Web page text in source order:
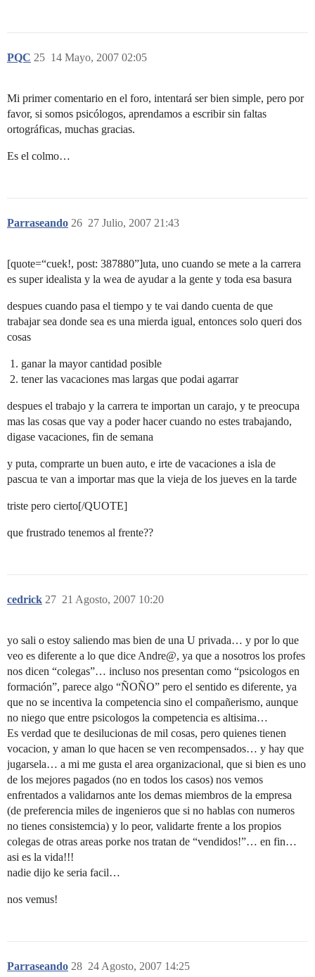
PQC 14 Mayo, 2007 02:05
25
Mi primer comentario en el foro, intentará ser bien simple, pero por
favor, si somos psicólogos, aprendamos a escribir sin faltas
ortográficas, muchas gracias.
Es el colmo…
Parraseando 27 Julio, 2007 21:43
26
[quote=“cuek!, post: 387880”]uta, uno cuando se mete a la carrera
es super idealista y la wea de ayudar a la gente y toda esa basura
despues cuando pasa el tiempo y te vai dando cuenta de que
trabajar sea donde sea es una mierda igual, entonces solo queri dos
cosas
ganar la mayor cantidad posible
tener las vacaciones mas largas que podai agarrar
despues el trabajo y la carrera te importan un carajo, y te preocupa
mas las cosas que vay a poder hacer cuando no estes trabajando,
digase vacaciones, fin de semana
y puta, comprarte un buen auto, e irte de vacaciones a isla de
pascua te van a importar mas que la vieja de los jueves en la tarde
triste pero cierto[/QUOTE]
que frustrado tenemos al frente??
cedrick 21 Agosto, 2007 10:20
27
yo sali o estoy saliendo mas bien de una U privada… y por lo que
veo es diferente a lo que dice Andre@, ya que a nosotros los profes
nos dicen “colegas”… incluso nos presentan como “psicologos en
formación”, parece algo “ÑOÑO” pero el sentido es diferente, ya
que no se incentiva la competencia sino el compañerismo, aunque
no niego que entre psicologos la competencia es altisima…
Es verdad que te desilucionas de mil cosas, pero quienes tienen
vocacion, y aman lo que hacen se ven recompensados… y hay que
jugarsela… a mi me gusta el area organizacional, que si bien es uno
de los mejores pagados (no en todos los casos) nos vemos
enfrentados a validarnos ante los demas miembros de la empresa
(de preferencia miles de ingenieros que si no hablas con numeros
no tienes consistemcia) y lo peor, validarte frente a los propios
colegas de otras areas porke nos tratan de “vendidos!”… en fin…
asi es la vida!!!
nadie dijo ke seria facil…
nos vemus!
Parraseando 24 Agosto, 2007 14:25
28